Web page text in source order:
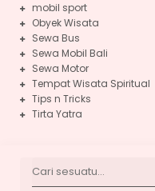
mobil sport
Obyek Wisata
Sewa Bus
Sewa Mobil Bali
Sewa Motor
Tempat Wisata Spiritual
Tips n Tricks
Tirta Yatra